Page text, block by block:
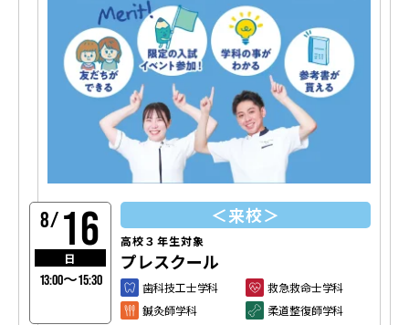
8/ 16
日
13:00〜15:30
＜来校＞
高校３年生対象
プレスクール
歯科技工士学科
救急救命士学科
鍼灸師学科
柔道整復師学科